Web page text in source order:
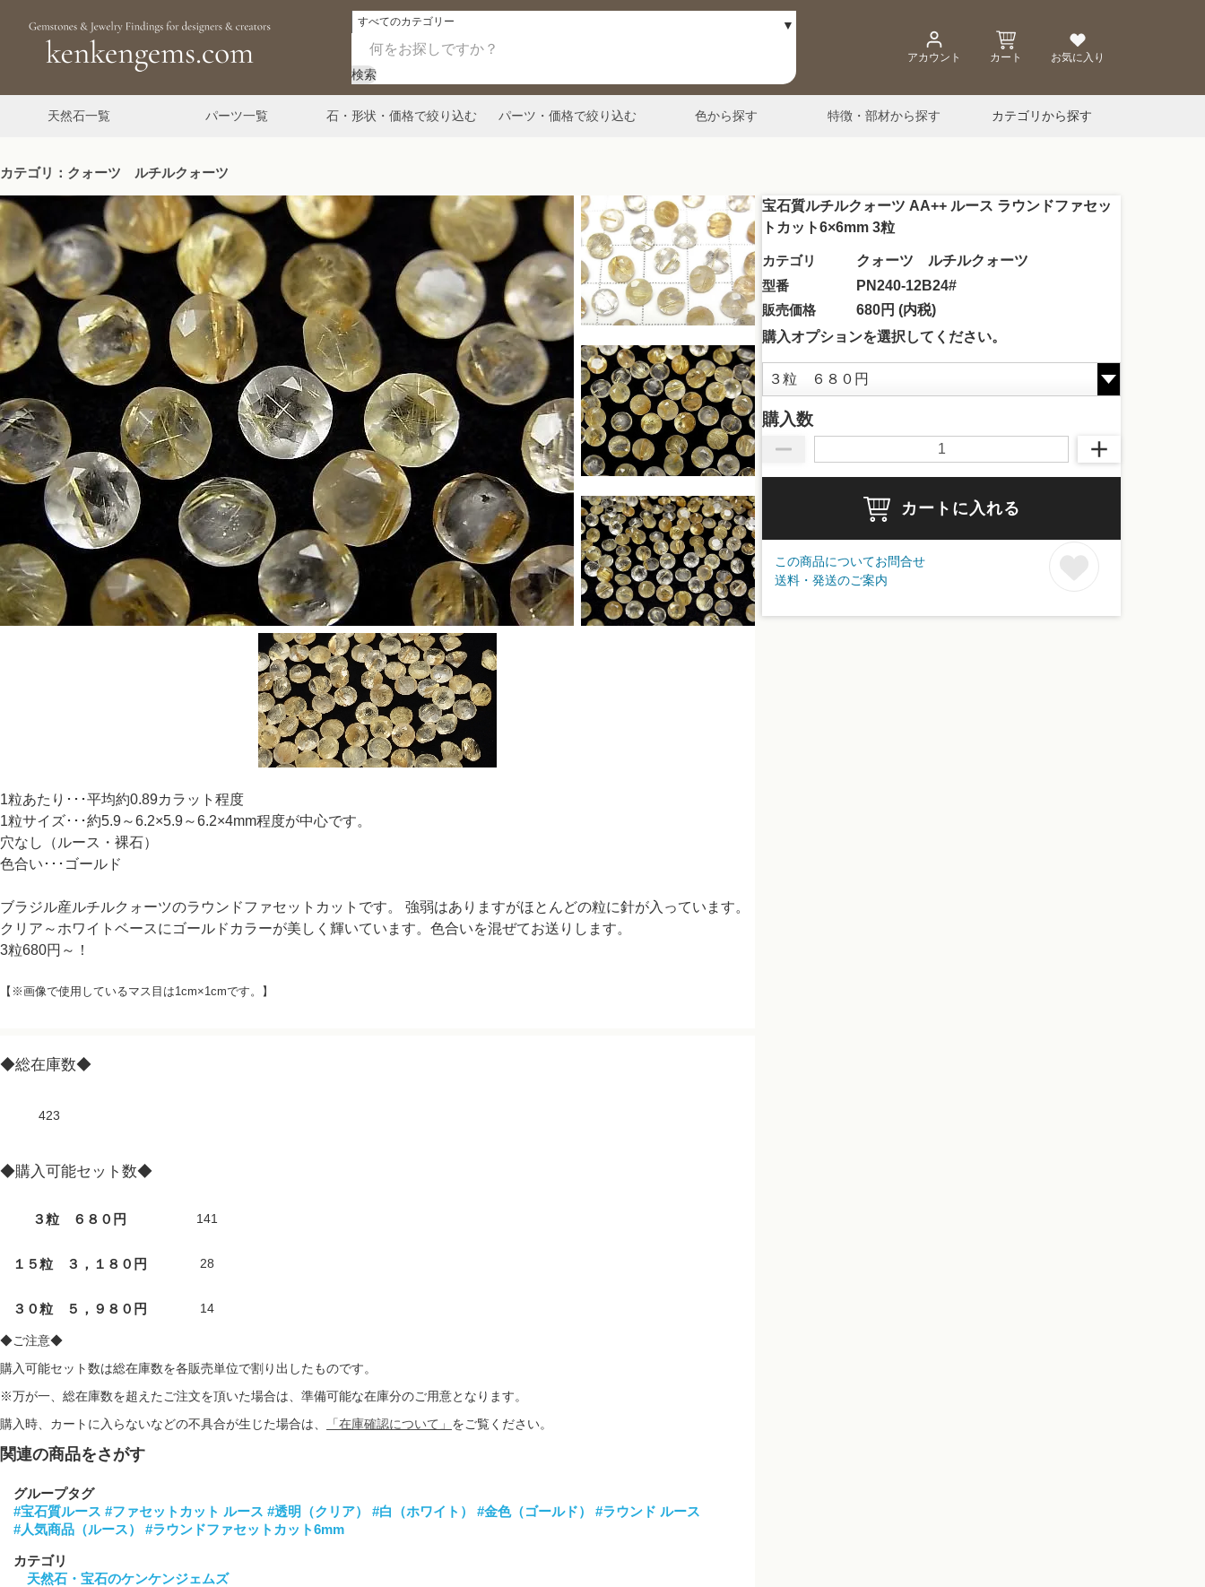
検索
アカウント カート お気に入り
天然石一覧 パーツ一覧 石・形状・価格で絞り込む パーツ・価格で絞り込む 色から探す 特徴・部材から探す カテゴリから探す
カテゴリ：クォーツ ルチルクォーツ
宝石質ルチルクォーツ AA++ ルース ラウンドファセッ
トカット6×6mm 3粒
カテゴリ
クォーツ ルチルクォーツ
型番
PN240-12B24#
販売価格
680円 (内税)
購入オプションを選択してください。
購入数
カートに入れる
この商品についてお問合せ
送料・発送のご案内
1粒あたり･･･平均約0.89カラット程度
1粒サイズ･･･約5.9～6.2×5.9～6.2×4mm程度が中心です。
穴なし（ルース・裸石）
色合い･･･ゴールド
ブラジル産ルチルクォーツのラウンドファセットカットです。 強弱はありますがほとんどの粒に針が入っています。
クリア～ホワイトベースにゴールドカラーが美しく輝いています。色合いを混ぜてお送りします。
3粒680円～！
【※画像で使用しているマス目は1cm×1cmです。】
◆総在庫数◆
423
◆購入可能セット数◆
３粒 ６８０円 141
１５粒 ３，１８０円 28
３０粒 ５，９８０円 14
◆ご注意◆
購入可能セット数は総在庫数を各販売単位で割り出したものです。
※万が一、総在庫数を超えたご注文を頂いた場合は、準備可能な在庫分のご用意となります。
購入時、カートに入らないなどの不具合が生じた場合は、
「在庫確認について」 をご覧ください。
関連の商品をさがす
グループタグ
#宝石質ルース #ファセットカット ルース #透明（クリア） #白（ホワイト） #金色（ゴールド）
#ラウンド ルース
#人気商品（ルース）
#ラウンドファセットカット6mm
カテゴリ
天然石・宝石のケンケンジェムズ